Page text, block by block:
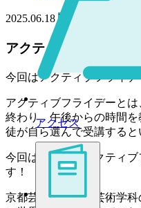
アクセス
2025.06.18 高校
アクティブフライデー
今回はアクティブフライ
アクティブフライデーと
終わり、午後からの時間
徒が自ら選んで受講すると
今回は、先日のアクティ
す！
京都芸術大学舞台芸術学